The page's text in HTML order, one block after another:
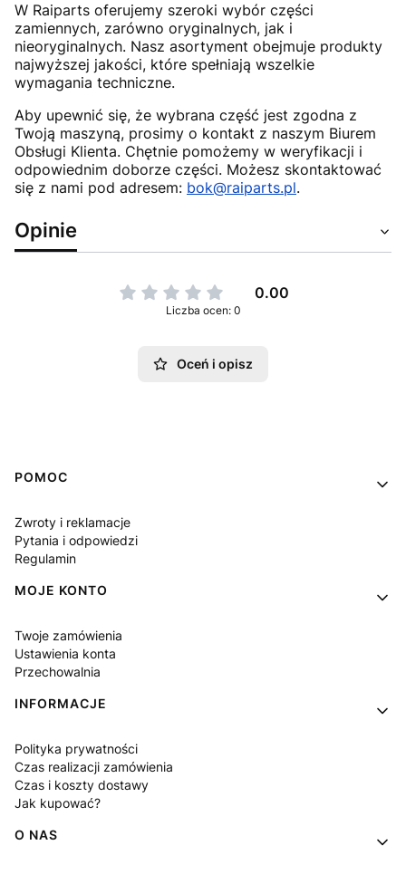
W Raiparts oferujemy szeroki wybór części
zamiennych, zarówno oryginalnych, jak i
nieoryginalnych. Nasz asortyment obejmuje produkty
najwyższej jakości, które spełniają wszelkie
wymagania techniczne.
Aby upewnić się, że wybrana część jest zgodna z
Twoją maszyną, prosimy o kontakt z naszym Biurem
Obsługi Klienta. Chętnie pomożemy w weryfikacji i
odpowiednim doborze części. Możesz skontaktować
się z nami pod adresem: bok@raiparts.pl.
Opinie
0.00
Liczba ocen: 0
Oceń i opisz
Linki w stopce
POMOC
Zwroty i reklamacje
Pytania i odpowiedzi
Regulamin
MOJE KONTO
Twoje zamówienia
Ustawienia konta
Przechowalnia
INFORMACJE
Polityka prywatności
Czas realizacji zamówienia
Czas i koszty dostawy
Jak kupować?
O NAS